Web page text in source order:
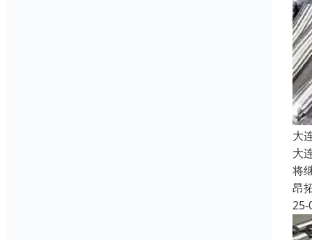
大
大
将
昂
25-